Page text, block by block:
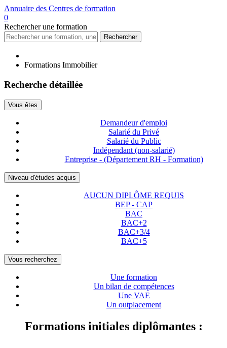
Annuaire des Centres de formation
0
Rechercherune formation
Rechercher
Formations Immobilier
Recherche détaillée
Vous êtes
Demandeur d'emploi
Salarié du Privé
Salarié du Public
Indépendant (non-salarié)
Entreprise - (Département RH - Formation)
Niveau d'études acquis
AUCUN DIPLÔME REQUIS
BEP - CAP
BAC
BAC+2
BAC+3/4
BAC+5
Vous recherchez
Une formation
Un bilan de compétences
Une VAE
Un outplacement
Formations initiales diplômantes :